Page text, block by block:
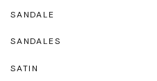
SANDALE
SANDALES
SATIN